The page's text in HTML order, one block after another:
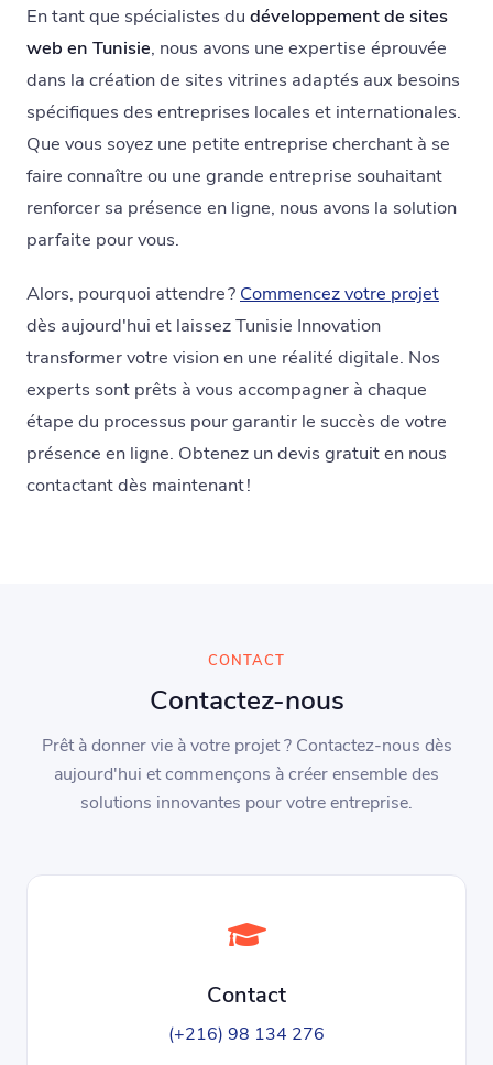
En tant que spécialistes du développement de sites
web en Tunisie, nous avons une expertise éprouvée
dans la création de sites vitrines adaptés aux besoins
spécifiques des entreprises locales et internationales.
Que vous soyez une petite entreprise cherchant à se
faire connaître ou une grande entreprise souhaitant
renforcer sa présence en ligne, nous avons la solution
parfaite pour vous.
Alors, pourquoi attendre ? Commencez votre projet
dès aujourd'hui et laissez Tunisie Innovation
transformer votre vision en une réalité digitale. Nos
experts sont prêts à vous accompagner à chaque
étape du processus pour garantir le succès de votre
présence en ligne. Obtenez un devis gratuit en nous
contactant dès maintenant !
CONTACT
Contactez-nous
Prêt à donner vie à votre projet ? Contactez-nous dès
aujourd'hui et commençons à créer ensemble des
solutions innovantes pour votre entreprise.
Contact
(+216) 98 134 276